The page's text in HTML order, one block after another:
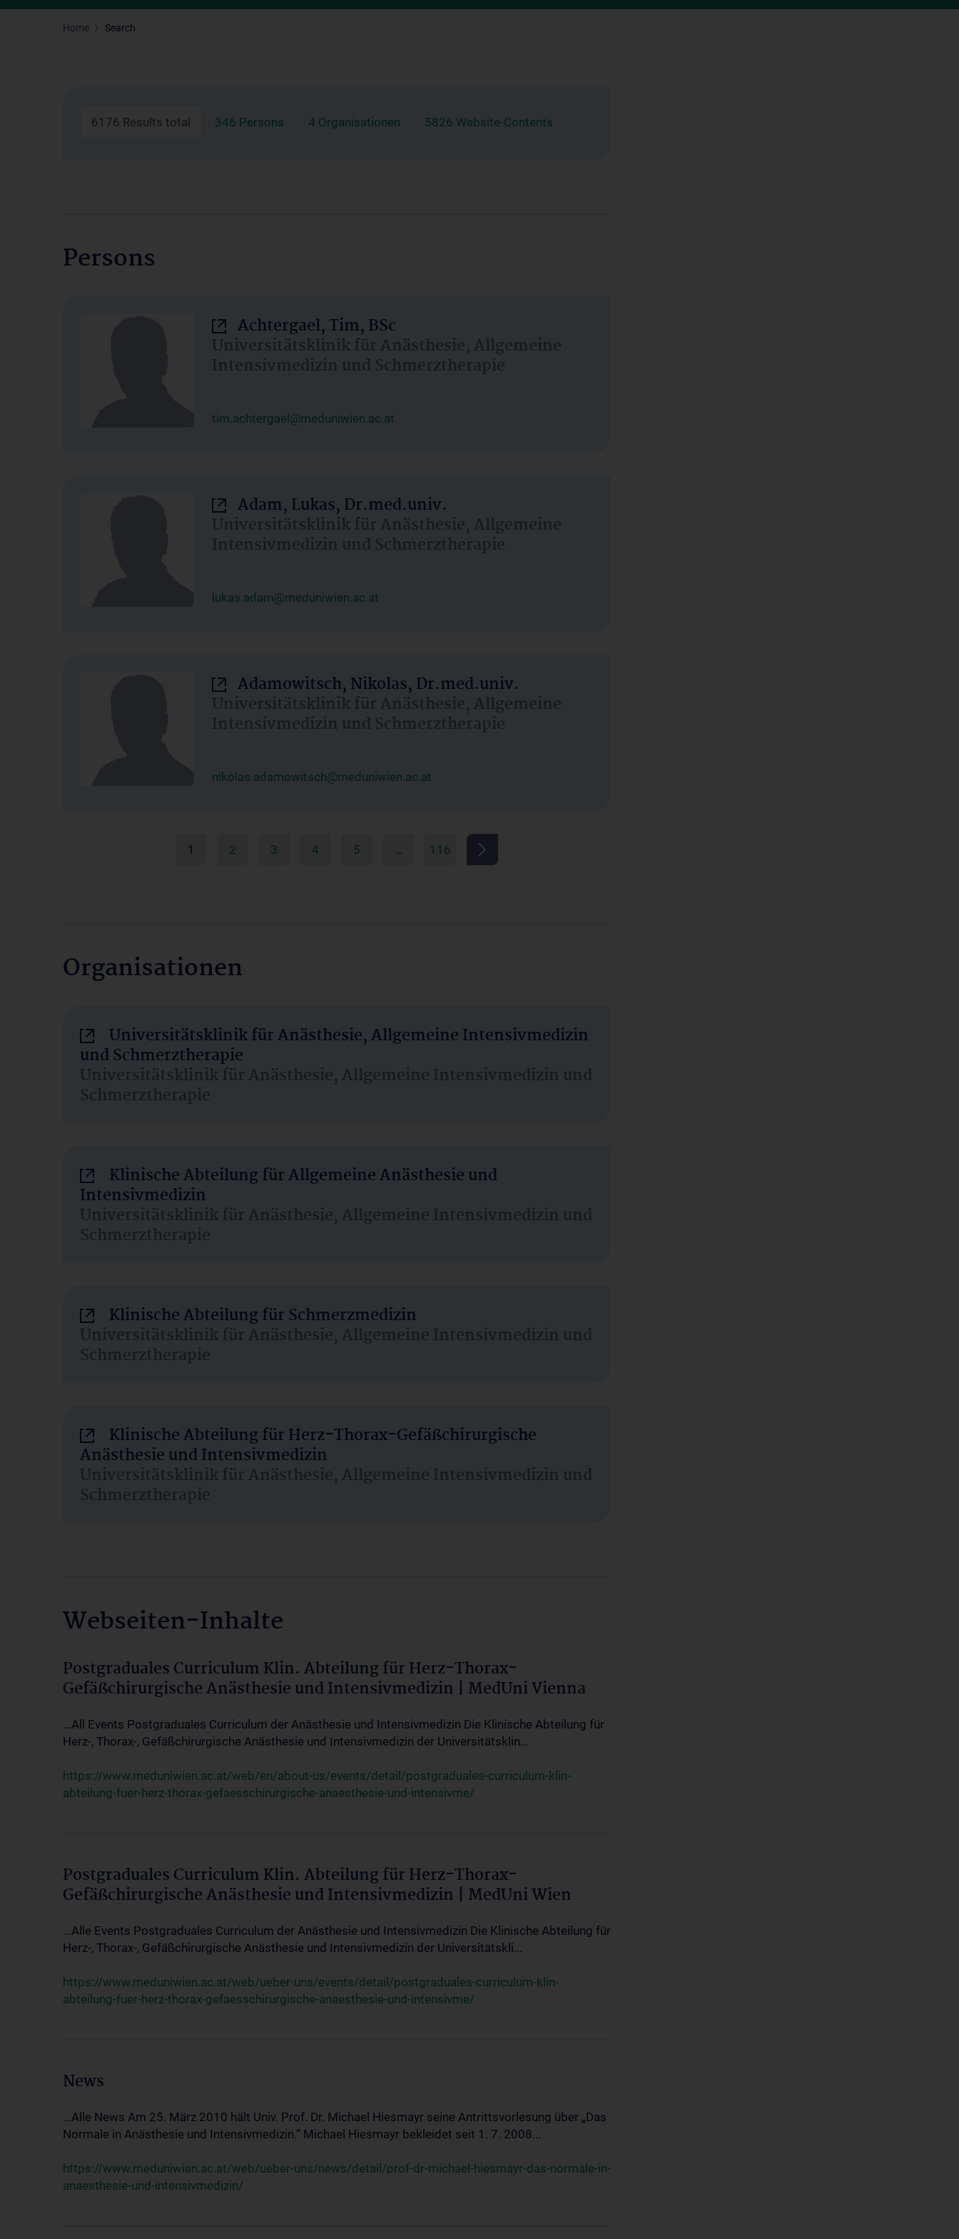
Home Search
6176 Results total 346 Persons 4 Organisationen 5826 Website-Contents
Persons
Achtergael, Tim, BSc
Universitätsklinik für Anästhesie, Allgemeine
Intensivmedizin und Schmerztherapie
tim.achtergael@meduniwien.ac.at
Adam, Lukas, Dr.med.univ.
Universitätsklinik für Anästhesie, Allgemeine
Intensivmedizin und Schmerztherapie
lukas.adam@meduniwien.ac.at
Adamowitsch, Nikolas, Dr.med.univ.
Universitätsklinik für Anästhesie, Allgemeine
Intensivmedizin und Schmerztherapie
nikolas.adamowitsch@meduniwien.ac.at
1 2 3 4 5 … 116
Organisationen
Universitätsklinik für Anästhesie, Allgemeine Intensivmedizin
und Schmerztherapie
Universitätsklinik für Anästhesie, Allgemeine Intensivmedizin und
Schmerztherapie
Klinische Abteilung für Allgemeine Anästhesie und
Intensivmedizin
Universitätsklinik für Anästhesie, Allgemeine Intensivmedizin und
Schmerztherapie
Klinische Abteilung für Schmerzmedizin
Universitätsklinik für Anästhesie, Allgemeine Intensivmedizin und
Schmerztherapie
Klinische Abteilung für Herz-Thorax-Gefäßchirurgische
Anästhesie und Intensivmedizin
Universitätsklinik für Anästhesie, Allgemeine Intensivmedizin und
Schmerztherapie
Webseiten-Inhalte
Postgraduales Curriculum Klin. Abteilung für Herz-Thorax-
Gefäßchirurgische Anästhesie und Intensivmedizin | MedUni Vienna
...All Events Postgraduales Curriculum der Anästhesie und Intensivmedizin Die Klinische Abteilung für
Herz-, Thorax-, Gefäßchirurgische Anästhesie und Intensivmedizin der Universitätsklin...
https://www.meduniwien.ac.at/web/en/about-us/events/detail/postgraduales-curriculum-klin-
abteilung-fuer-herz-thorax-gefaesschirurgische-anaesthesie-und-intensivme/
Postgraduales Curriculum Klin. Abteilung für Herz-Thorax-
Gefäßchirurgische Anästhesie und Intensivmedizin | MedUni Wien
...Alle Events Postgraduales Curriculum der Anästhesie und Intensivmedizin Die Klinische Abteilung für
Herz-, Thorax-, Gefäßchirurgische Anästhesie und Intensivmedizin der Universitätskli...
https://www.meduniwien.ac.at/web/ueber-uns/events/detail/postgraduales-curriculum-klin-
abteilung-fuer-herz-thorax-gefaesschirurgische-anaesthesie-und-intensivme/
News
...Alle News Am 25. März 2010 hält Univ. Prof. Dr. Michael Hiesmayr seine Antrittsvorlesung über „Das
Normale in Anästhesie und Intensivmedizin.“ Michael Hiesmayr bekleidet seit 1. 7. 2008...
https://www.meduniwien.ac.at/web/ueber-uns/news/detail/prof-dr-michael-hiesmayr-das-normale-in-
anaesthesie-und-intensivmedizin/